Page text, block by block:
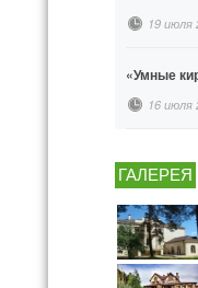
19 июля
«Умные
16 июля
ГАЛЕРЕЯ